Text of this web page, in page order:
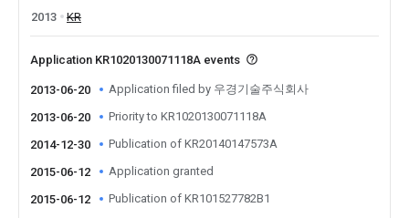
2013
KR
Application KR1020130071118A events
2013-06-20 Application filed by 우경기술주식회사
2013-06-20 Priority to KR1020130071118A
2014-12-30 Publication of KR20140147573A
2015-06-12 Application granted
2015-06-12 Publication of KR101527782B1